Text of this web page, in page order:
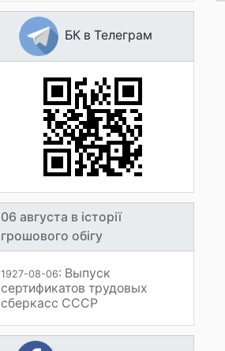
БК в Телеграм
06 августа в історії
грошового обігу
1927-08-06: Выпуск
сертификатов трудовых
сберкасс СССР